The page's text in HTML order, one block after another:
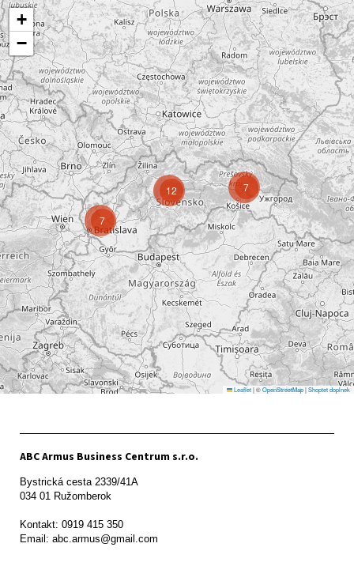
7
7
12
+
−
Leaflet|©OpenStreetMap|Shoptet doplnek
ABC Armus Business Centrum s.r.o.
Bystrická cesta 2339/41A
034 01 Ružomberok
Kontakt: 0919 415 350